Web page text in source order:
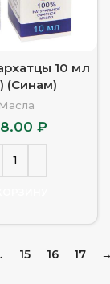
10 мл
(Синам)
Масла
₽
15 16 17